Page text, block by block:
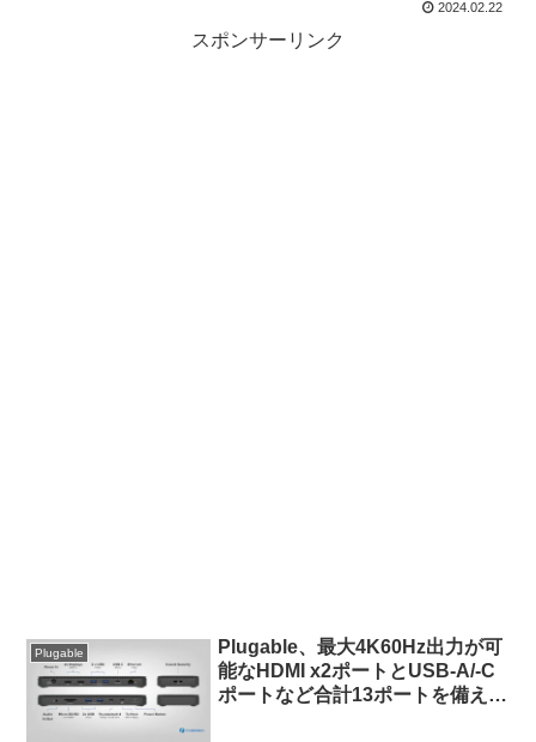
2024.02.22
スポンサーリンク
Plugable
Plugable、最大4K60Hz出力が可
能なHDMI x2ポートとUSB-A/-C
ポートなど合計13ポートを備えた